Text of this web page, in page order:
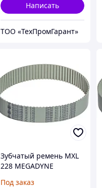
Написать
ТОО «ТехПромГарант»
Зубчатый ремень MXL
228 MEGADYNE
Под заказ